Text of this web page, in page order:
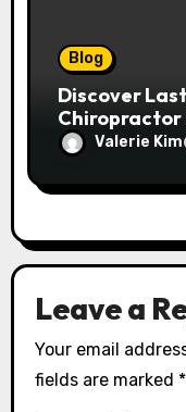
Blog
Discover
Chiropractor
Spinal Health
Valerie Kim
Leave a
Your email
fields are marked *